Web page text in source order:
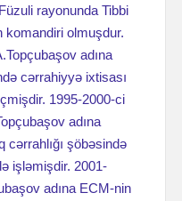
rayonunda Tibbi
komandiri olmuşdur.
adına
cərrahiyyə ixtisası
1995-2000-ci
adına
cərrahlığı şöbəsində
işləmişdir. 2001-
adına ECM-nin